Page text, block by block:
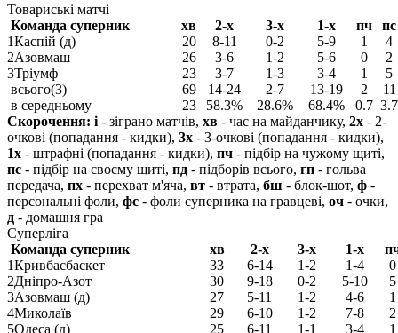
Товариські матчі
Команда суперник
хв 2-х 3-х 1-х пч
пс
1Каспій (д) 20 8-11 0-2 5-9 1
4
2Азовмаш 26 3-6 1-2 5-6 0
2
3Тріумф 23 3-7 1-3 3-4 1
5
всього(3)
69 14-24 2-7 13-19 2
11
в середньому
23 58.3% 28.6% 68.4% 0.7 3.7
Скорочення: і - зіграно матчів, хв - час на майданчику, 2х - 2-
очкові (попадання - кидки), 3х - 3-очкові (попадання - кидки),
1х - штрафні (попадання - кидки), пч - підбір на чужому щиті,
пс - підбір на своєму щиті, пд - підборів всього, гп - гольва
передача, пх - перехват м'яча, вт - втрата, бш - блок-шот, ф -
персональні фоли, фс - фоли суперника на гравцеві, оч - очки,
д - домашня гра
Суперліга
Команда суперник
хв 2-х 3-х 1-х
1Кривбасбаскет 33 6-14 1-2 1-4
0
2Дніпро-Азот 30 9-18 0-2 5-10
5
3Азовмаш (д) 27 5-11 1-2 4-6
1
4Миколаїв 29 6-10 1-2 7-8
2
5Одеса (д) 25 6-11 1-1 3-4
1